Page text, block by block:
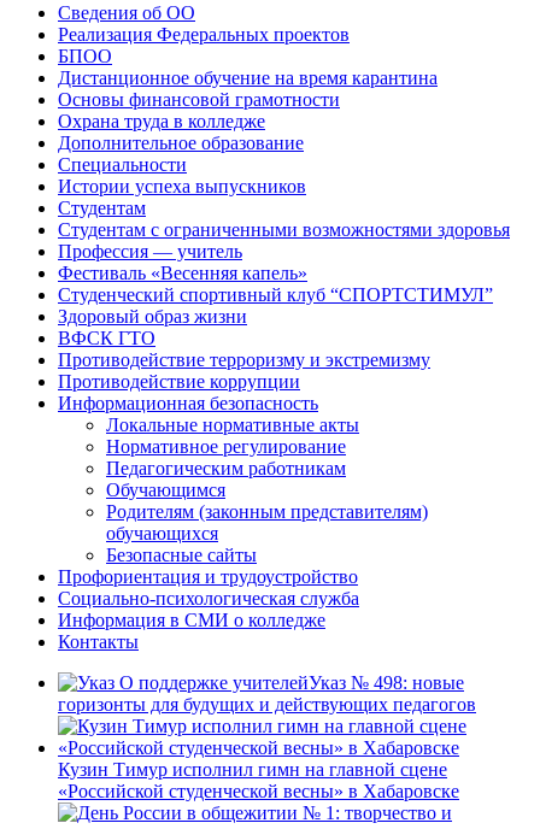
Сведения об ОО
Реализация Федеральных проектов
БПОО
Дистанционное обучение на время карантина
Основы финансовой грамотности
Охрана труда в колледже
Дополнительное образование
Специальности
Истории успеха выпускников
Студентам
Студентам с ограниченными возможностями здоровья
Профессия — учитель
Фестиваль «Весенняя капель»
Студенческий спортивный клуб “СПОРТСТИМУЛ”
Здоровый образ жизни
ВФСК ГТО
Противодействие терроризму и экстремизму
Противодействие коррупции
Информационная безопасность
Локальные нормативные акты
Нормативное регулирование
Педагогическим работникам
Обучающимся
Родителям (законным представителям)
обучающихся
Безопасные сайты
Профориентация и трудоустройство
Социально-психологическая служба
Информация в СМИ о колледже
Контакты
Указ № 498: новые
горизонты для будущих и действующих педагогов
Кузин Тимур исполнил гимн на главной сцене
«Российской студенческой весны» в Хабаровске